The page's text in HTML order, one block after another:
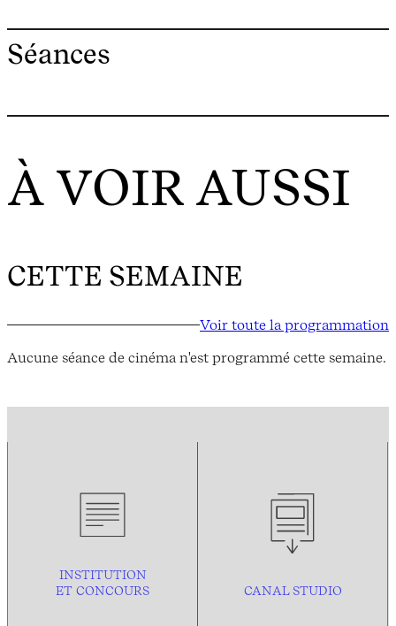
Séances
À VOIR AUSSI
CETTE SEMAINE
Voir toute la programmation
Aucune séance de cinéma n'est programmé cette semaine.
INSTITUTION
ET CONCOURS
CANAL STUDIO